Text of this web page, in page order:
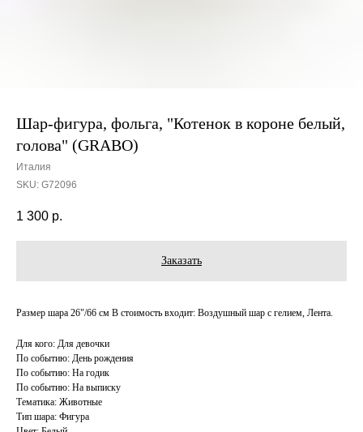
Шар-фигура, фольга, "Котенок в короне белый,
голова" (GRABO)
Италия
SKU: G72096
1 300 р.
Заказать
Размер шара 26"/66 см В стоимость входит: Воздушный шар с гелием, Лента.
Для кого: Для девочки
По событию: День рождения
По событию: На годик
По событию: На выписку
Тематика: Животные
Тип шара: Фигура